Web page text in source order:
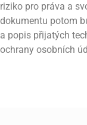
riziko pro práva a
dokumentu potom
a popis přijatých
ochrany osobních